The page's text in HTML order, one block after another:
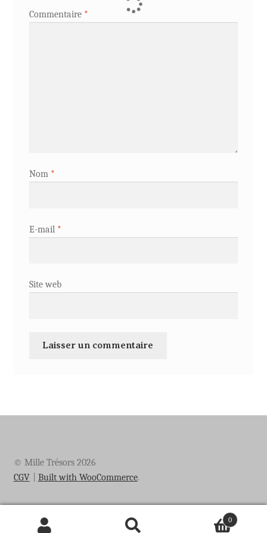
Commentaire *
Nom *
E-mail *
Site web
© Mille Trésors 2026
CGV
Built with WooCommerce.
0